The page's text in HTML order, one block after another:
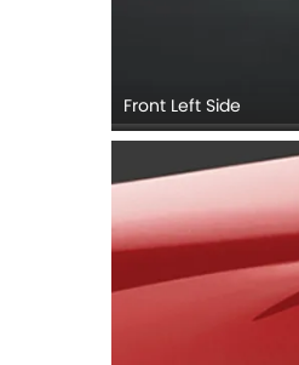
Front Left Side